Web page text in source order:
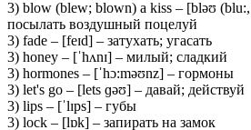
3) blow (blew; blown) a kiss – [bləʊ (blu:,
посылать воздушный поцелуй
3) fade – [feɪd] – затухать; угасать
3) honey – [ˈhʌnɪ] – милый; сладкий
3) hormones – [ˈhɔ:məʊnz] – гормоны
3) let's go – [lets ɡəʊ] – давай; действуй
3) lips – [ˈlɪps] – губы
3) lock – [lɒk] – запирать на замок